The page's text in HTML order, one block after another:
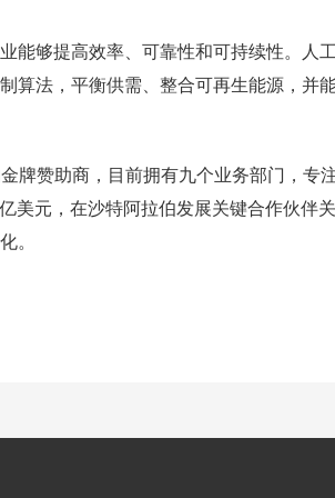
能够提高效率、可靠性和可持续性。人工
算法，平衡供需、整合可再生能源，并
牌赞助商，目前拥有九个业务部门，专
美元，在沙特阿拉伯发展关键合作伙伴关
。